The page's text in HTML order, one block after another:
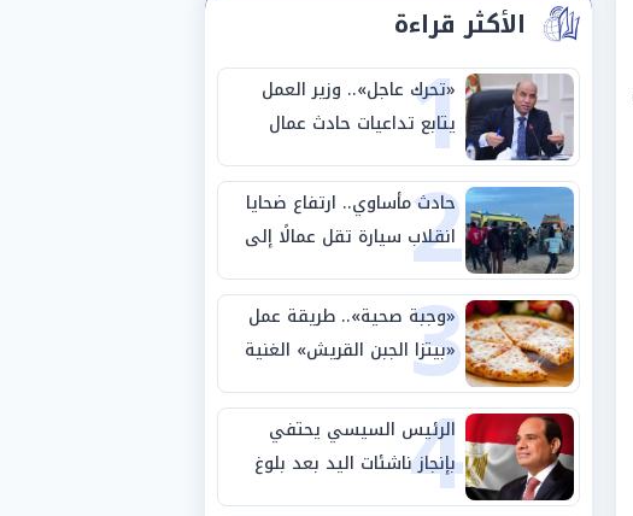
الأكثر قراءة
1
«تحرك عاجل».. وزير العمل
يتابع تداعيات حادث عمال
طريق بني سويف الصحراوي
2
حادث مأساوي.. ارتفاع ضحايا
انقلاب سيارة تقل عمالًا إلى
14 شخصًا
3
«وجبة صحية».. طريقة عمل
«بيتزا الجبن القريش» الغنية
بالبروتين
4
الرئيس السيسي يحتفي
بإنجاز ناشئات اليد بعد بلوغ
نصف نهائي كأس العالم